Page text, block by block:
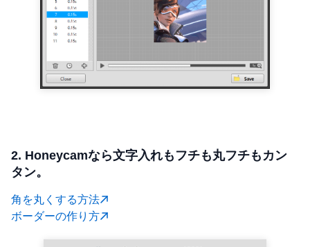
2. Honeycamなら文字入れもフチも丸フチもカン
タン。
角を丸くする方法
ボーダーの作り方